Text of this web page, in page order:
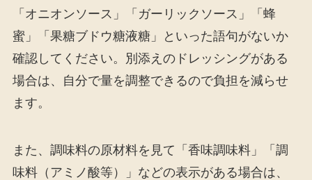
「オニオンソース」「ガーリックソース」「蜂
蜜」「果糖ブドウ糖液糖」といった語句がないか
確認してください。別添えのドレッシングがある
場合は、自分で量を調整できるので負担を減らせ
ます。
また、調味料の原材料を見て「香味調味料」「調
味料（アミノ酸等）」などの表示がある場合は、